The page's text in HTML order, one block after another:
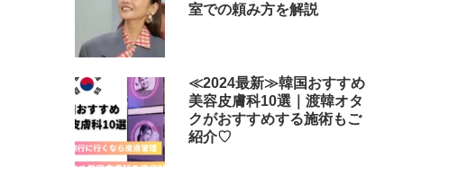
室での頼み方を解説
≪2024最新≫韓国おすすめ
美容皮膚科10選｜渡韓オタ
クがおすすめする施術もご
紹介♡